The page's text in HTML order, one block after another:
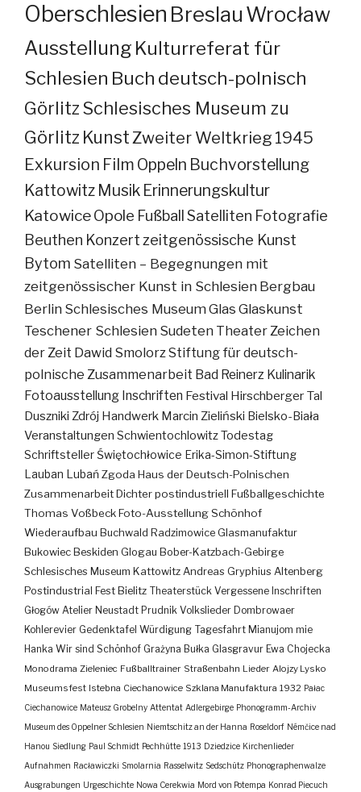
Oberschlesien Breslau Wrocław
Ausstellung Kulturreferat für
Schlesien Buch deutsch-polnisch
GörlitzSchlesisches Museum zu
Görlitz KunstZweiter Weltkrieg 1945
Exkursion Film Oppeln Buchvorstellung
Kattowitz Musik Erinnerungskultur
KatowiceOpole FußballSatelliten Fotografie
Beuthen Konzertzeitgenössische Kunst
Bytom Satelliten – Begegnungen mit
zeitgenössischer Kunst in Schlesien Bergbau
Berlin Schlesisches MuseumGlas Glaskunst
Teschener Schlesien Sudeten TheaterZeichen
der Zeit Dawid SmolorzStiftung für deutsch-
polnische Zusammenarbeit Bad Reinerz Kulinarik
Fotoausstellung Inschriften Festival Hirschberger Tal
Duszniki Zdrój Handwerk Marcin Zieliński Bielsko-Biała
Veranstaltungen SchwientochlowitzTodestag
SchriftstellerŚwiętochłowice Erika-Simon-Stiftung
Lauban LubańZgoda Haus der Deutsch-Polnischen
ZusammenarbeitDichterpostindustriell Fußballgeschichte
Thomas VoßbeckFoto-AusstellungSchönhof
Wiederaufbau Buchwald Radzimowice Glasmanufaktur
Bukowiec Beskiden Glogau Bober-Katzbach-Gebirge
Schlesisches Museum Kattowitz Andreas Gryphius Altenberg
Postindustrial Fest Bielitz Theaterstück Vergessene Inschriften
Głogów Atelier Neustadt Prudnik Volkslieder Dombrowaer
Kohlerevier Gedenktafel Würdigung Tagesfahrt Mianujom mie
Hanka Wir sind Schönhof Grażyna Bułka Glasgravur Ewa Chojecka
Monodrama Zieleniec Fußballtrainer Straßenbahn Lieder Alojzy Lysko
Museumsfest Istebna Ciechanowice Szklana Manufaktura 1932 Pałac
Ciechanowice Mateusz Grobelny Attentat Adlergebirge Phonogramm-Archiv
Museum des Oppelner Schlesien Niemtschitz an der Hanna Roseldorf Némčice nad
Hanou Siedlung Paul Schmidt Pechhütte 1913 Dziedzice Kirchenlieder
Aufnahmen Racławiczki Smolarnia Rasselwitz Sedschütz Phonographenwalze
Ausgrabungen Urgeschichte Nowa Cerekwia Mord von Potempa Konrad Piecuch